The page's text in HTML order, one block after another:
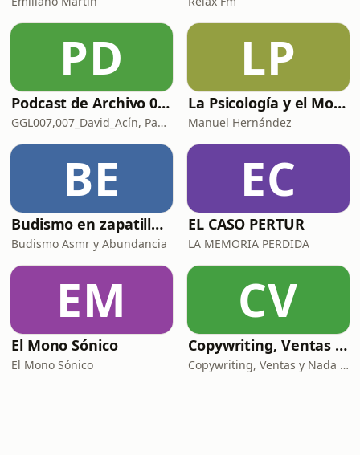
PD
Podcast de Archivo 007
GGL007,007_David_Acín, Pablo_Ortega, 58, AlbertoBond y Claalc
LP
La Psicología y el Modelo Parcuve®
Manuel Hernández
BE
Budismo en zapatillas, El budismo sin sermones
Budismo Asmr y Abundancia
EC
EL CASO PERTUR
LA MEMORIA PERDIDA
EM
El Mono Sónico
El Mono Sónico
CV
Copywriting, Ventas y Nada que perder
Copywriting, Ventas y Nada que Perder